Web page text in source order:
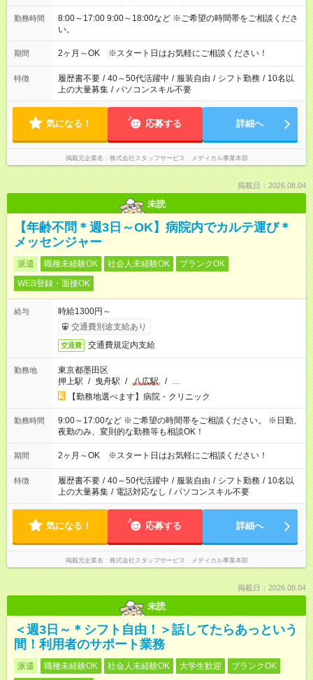
勤務時間
8:00～17:00 9:00～18:00など ※ご希望の時間帯をご相談くださ
い。
期間 2ヶ月～OK ※スタート日はお気軽にご相談ください！
特徴 履歴書不要 / 40～50代活躍中 / 服装自由 / シフト勤務 / 10名以
上の大量募集 / パソコンスキル不要
気になる！ 応募する 詳細へ
掲載元企業名 株式会社スタッフサービス メディカル事業本部
掲載日：2026.08.04
未読
【年齢不問＊週3日～OK】病院内でカルテ運び＊
メッセンジャー
派遣 職種未経験OK 社会人未経験OK
ブランクOK
WEB登録・面接OK
給与
時給1300円～
交通費別途支給あり
交通費 交通費規定内支給
勤務地
東京都墨田区
押上駅 / 曳舟駅 / 八広駅 / …
【勤務地選べます】病院・クリニック
勤務時間
9:00～17:00など ※ご希望の時間帯をご相談ください。 ※日勤、
夜勤のみ、変則的な勤務等も相談OK！
期間 2ヶ月～OK ※スタート日はお気軽にご相談ください！
特徴 履歴書不要 / 40～50代活躍中 / 服装自由 / シフト勤務 / 10名以
上の大量募集 / 電話対応なし / パソコンスキル不要
気になる！ 応募する 詳細へ
掲載元企業名 株式会社スタッフサービス メディカル事業本部
掲載日：2026.08.04
未読
＜週3日～＊シフト自由！＞話してたらあっという
間！利用者のサポート業務
派遣 職種未経験OK 社会人未経験OK 大学生歓迎
ブランクOK